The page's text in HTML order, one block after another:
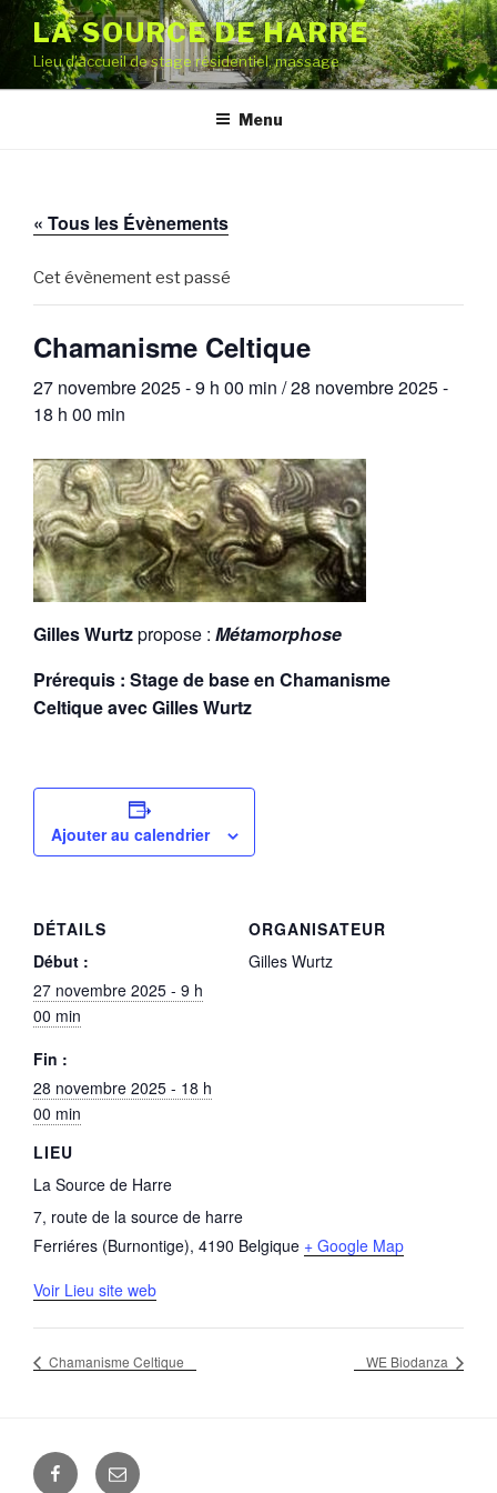
Aller
contenu
principal
LA SOURCE DE HARRE
Lieu d'accueil de stage résidentiel, massage
Menu
« Tous les Évènements
Cet évènement est passé
Chamanisme Celtique
27 novembre 2025 - 9 h 00 min /28 novembre 2025 -
18 h 00 min
Gilles Wurtzpropose : Métamorphose
Prérequis : Stage de base en Chamanisme
Celtique avec Gilles Wurtz
Ajouter au calendrier
DÉTAILS
Début :
27 novembre 2025 - 9 h
00 min
Fin :
28 novembre 2025 - 18 h
00 min
LIEU
La Source de Harre
7, route de la source de harre
Ferriéres (Burnontige), 4190 Belgique + Google Map
Voir Lieu site web
ORGANISATEUR
Gilles Wurtz
Chamanisme Celtique WE Biodanza
Facebook
E-